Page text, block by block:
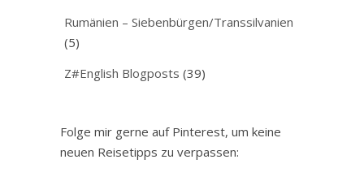
Rumänien – Siebenbürgen/Transsilvanien
(5)
Z#English Blogposts (39)
Folge mir gerne auf Pinterest, um keine
neuen Reisetipps zu verpassen: